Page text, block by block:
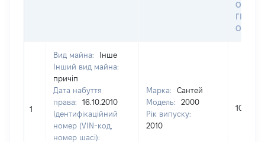
1
Вид майна:
Інше
Інший вид майна:
причіп
Дата набуття
права:
16.10.2010
Ідентифікаційний
номер (VIN-код,
номер шасі):
Марка:
Сантей
Модель:
2000
Рік випуску:
2010
10000